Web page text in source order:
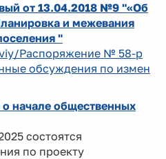
от 13.04.2018 №9 "«Об
и межевания
"
Распоряжение № 58-р
обсуждения по измен
начале общественных
состоятся
по проекту